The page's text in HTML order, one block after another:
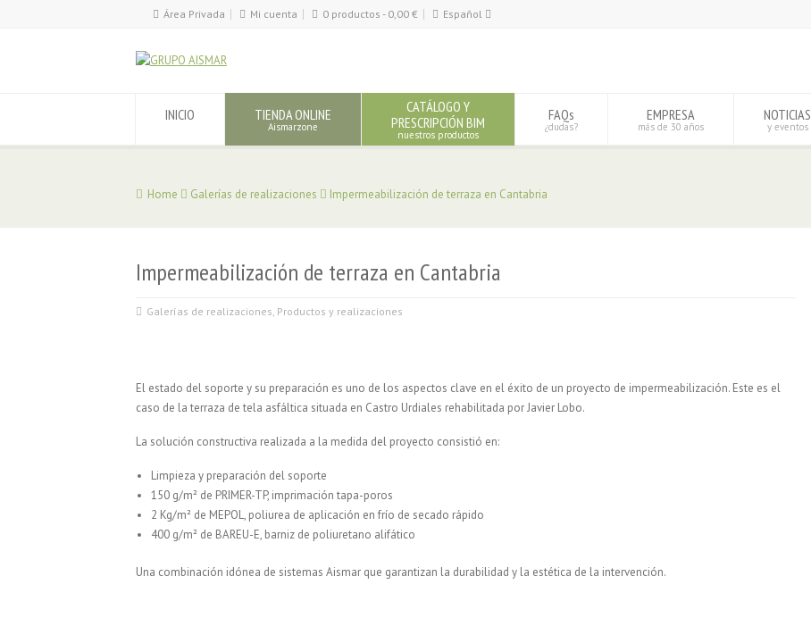
Área Privada Mi cuenta 0 productos - 0,00 €
Español
INICIO TIENDA ONLINE
Aismarzone
CATÁLOGO Y
PRESCRIPCIÓN BIM
nuestros productos
FAQs
¿dudas?
EMPRESA
más de 30 años
NOTICIAS
y eventos
Home Galerías de realizaciones Impermeabilización de terraza en Cantabria
Impermeabilización de terraza en Cantabria
Galerías de realizaciones, Productos y realizaciones
El estado del soporte y su preparación es uno de los aspectos clave en el éxito de un proyecto de impermeabilización. Este es el
caso de la terraza de tela asfáltica situada en Castro Urdiales rehabilitada por Javier Lobo.
La solución constructiva realizada a la medida del proyecto consistió en:
Limpieza y preparación del soporte
150 g/m² de PRIMER-TP, imprimación tapa-poros
2 Kg/m² de MEPOL, poliurea de aplicación en frío de secado rápido
400 g/m² de BAREU-E, barniz de poliuretano alifático
Una combinación idónea de sistemas Aismar que garantizan la durabilidad y la estética de la intervención.